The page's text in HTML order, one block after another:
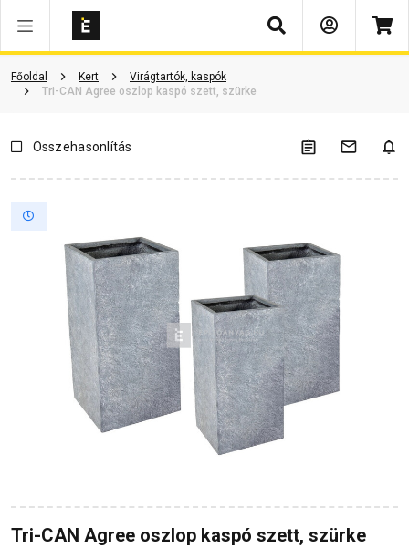
Keresés
Főoldal Kert
Virágtartók, kaspók
Tri-CAN Agree oszlop kaspó szett, szürke
Vásárlói vélemények Kérdések és válaszok Kapcsolódó cikkek
Összehasonlítás
Tri-CAN Agree oszlop kaspó szett, szürke